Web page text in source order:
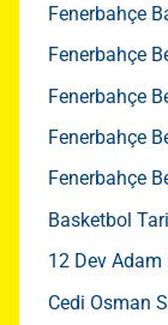
Fenerbahçe
Fenerbahçe
Fenerbahçe
Fenerbahçe
Fenerbahçe
Basketbol
12 Dev Adam
Cedi Osman